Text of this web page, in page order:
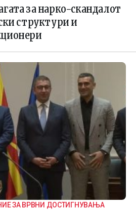
за нарко-скандалот
структури и
ЗА ВРВНИ ДОСТИГНУВАЊА